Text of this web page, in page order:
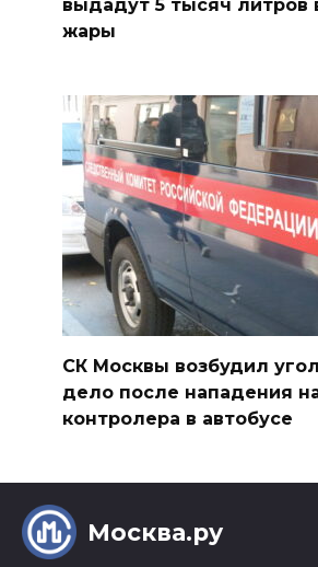
выдадут 5 тысяч литров
жары
СК Москвы возбудил
дело после нападения
контролера в автобусе
Москва.ру